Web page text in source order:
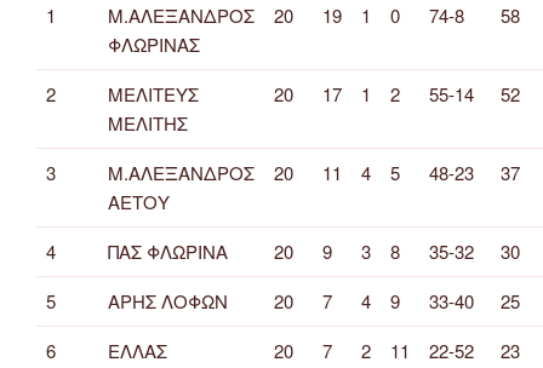
1
Μ.ΑΛΕΞΑΝΔΡΟΣ
ΦΛΩΡΙΝΑΣ
20 19 1 0 74-8 58
2
ΜΕΛΙΤΕΥΣ
ΜΕΛΙΤΗΣ
20 17 1 2 55-14 52
3
Μ.ΑΛΕΞΑΝΔΡΟΣ
ΑΕΤΟΥ
20 11 4 5 48-23 37
4 ΠΑΣ ΦΛΩΡΙΝΑ 20 9 3 8 35-32
30
5
ΑΡΗΣ ΛΟΦΩΝ 20 7 4 9 33-40
25
6
ΕΛΛΑΣ
20 7 2 11 22-52 23